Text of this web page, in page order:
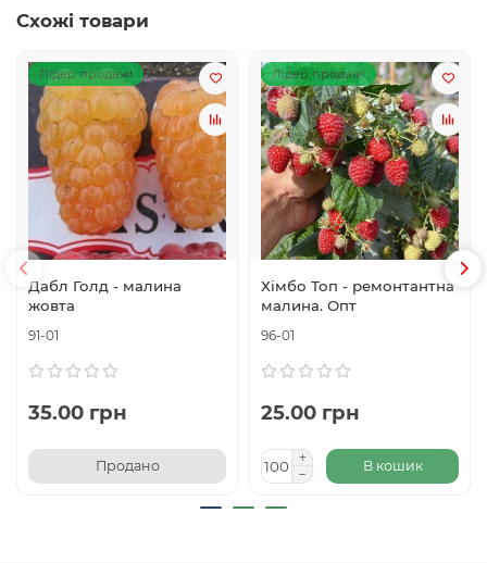
Схожі товари
Лідер продаж!
Дабл Голд - малина
жовта
91-01
35.00 грн
Продано
Лідер продаж!
Хімбо Топ - ремонтантна
малина. Опт
96-01
25.00 грн
В кошик